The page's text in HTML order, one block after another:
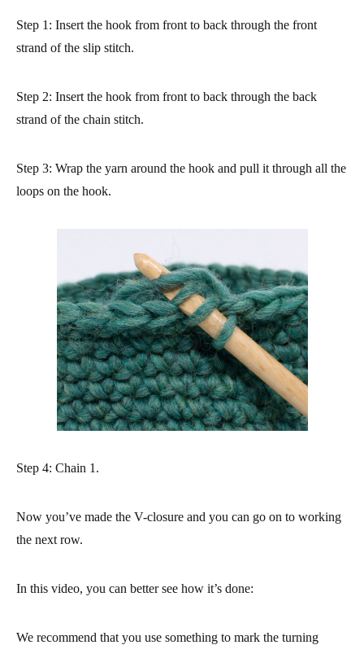
Step 1: Insert the hook from front to back through the front
strand of the slip stitch.
Step 2: Insert the hook from front to back through the back
strand of the chain stitch.
Step 3: Wrap the yarn around the hook and pull it through all the
loops on the hook.
Step 4: Chain 1.
Now you’ve made the V-closure and you can go on to working
the next row.
In this video, you can better see how it’s done:
We recommend that you use something to mark the turning